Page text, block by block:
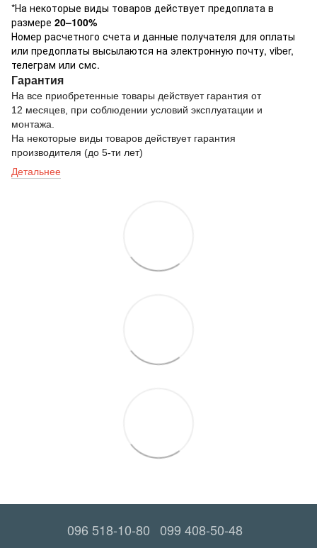
*На некоторые виды товаров действует предоплата в
размере 20–100%
Номер расчетного счета и данные получателя для оплаты
или предоплаты высылаются на электронную почту, viber,
телеграм или смс.
Гарантия
На все приобретенные товары действует гарантия от
12 месяцев, при соблюдении условий эксплуатации и
монтажа.
На некоторые виды товаров действует гарантия
производителя (до 5-ти лет)
Детальнее
096 518-10-80 099 408-50-48